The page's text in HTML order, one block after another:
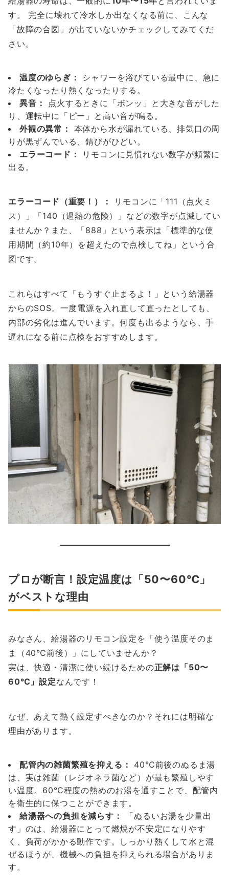
す。 完全に壊れて冷水しか出なくなる前に、こんな
「故障の合図」が出ていないかチェックしてみてくだ
さい。
温度のゆらぎ：
シャワーを浴びている最中に、急に
冷たくなったり熱くなったりする。
異音：
点火するときに「ボンッ」と大きな音がした
り、運転中に「ピー」と高い音が鳴る。
外観の異常：
本体から水が漏れている、排気口の周
りが黒ずんでいる、錆びがひどい。
エラーコード：
リモコンに見慣れない数字が頻繁に
出る。
エラーコード（重要！）：
リモコンに「111（点火ミ
ス）」「140（過熱の危険）」などの数字が点滅してい
ませんか？また、「888」という表示は「標準的な使
用期間（約10年）を超えたので点検してね」という合
図です。
これらはすべて「もうすぐ止まるよ！」という給湯器
からのSOS。一度電源を入れ直して直ったとしても、
内部の劣化は進んでいます。何度も出るようなら、手
遅れになる前に点検をおすすめします。
プロが断言！設定温度は「50〜60℃」
がベストな理由
みなさん、給湯器のリモコン設定を「使う温度そのま
ま（40℃前後）」にしていませんか？
実は、快適・清潔に使い続けるための正解は「50〜
60℃」設定なんです！
なぜ、あえて熱く設定すべきなのか？それには明確な
理由があります。
配管内の雑菌繁殖を抑える：
40℃前後のぬるま湯
は、実は雑菌（レジオネラ菌など）が最も繁殖しやす
い温度。60℃程度の熱めのお湯を通すことで、配管内
を衛生的に保つことができます。
給湯器への負担を減らす：
「ぬるいお湯を少量出
す」のは、給湯器にとって燃焼が不安定になりやす
く、負荷がかかる動作です。しっかり熱くして水と混
ぜるほうが、機械への負担を抑えられる場合がありま
す。